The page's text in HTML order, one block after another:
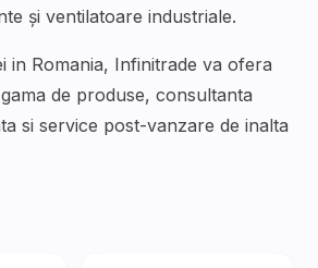
și ventilatoare industriale.
in Romania, Infinitrade va ofera
de produse, consultanta
si service post-vanzare de inalta